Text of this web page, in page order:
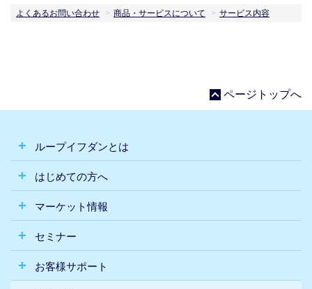
よくあるお問い合わせ 商品・サービスについて サービス内容
ページトップへ
ループイフダンとは
はじめての方へ
マーケット情報
セミナー
お客様サポート